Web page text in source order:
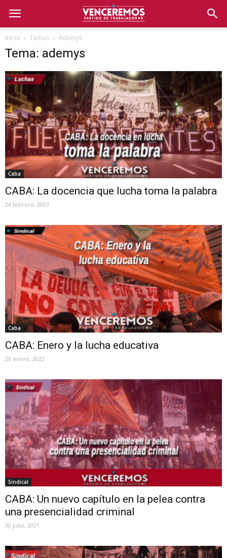
Inicio Temas Ademys
Tema: ademys
Caba
CABA: La docencia que lucha toma la palabra
26 febrero, 2023
Caba
CABA: Enero y la lucha educativa
20 enero, 2022
Sindical
CABA: Un nuevo capítulo en la pelea contra
una presencialidad criminal
30 julio, 2021